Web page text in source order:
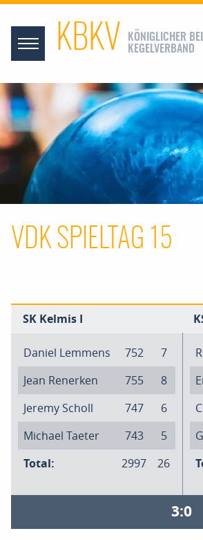
KBKV
KÖNIGLICHER
KEGELVERBAND
VDK SPIELTAG 15
SK Kelmis I
Daniel Lemmens 752
7
Jean Renerken
755
8
Jeremy Scholl
747
6
Michael Taeter
743
5
Total:
2997 26
3:0